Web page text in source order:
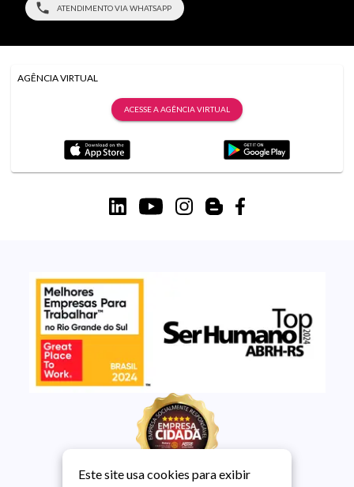
ATENDIMENTO VIA WHATSAPP
AGÊNCIA VIRTUAL
ACESSE A AGÊNCIA VIRTUAL
Este site usa cookies para exibir